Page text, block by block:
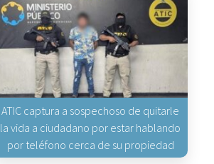
ATIC captura a sospechoso de quitarle
la vida a ciudadano por estar hablando
por teléfono cerca de su propiedad